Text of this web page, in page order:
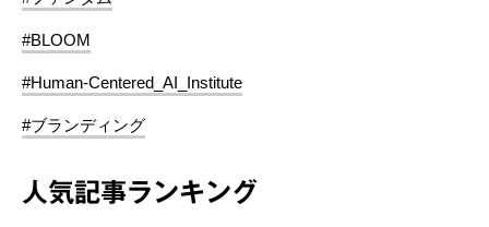
#BLOOM
#Human-Centered_AI_Institute
#ブランディング
人気記事ランキング